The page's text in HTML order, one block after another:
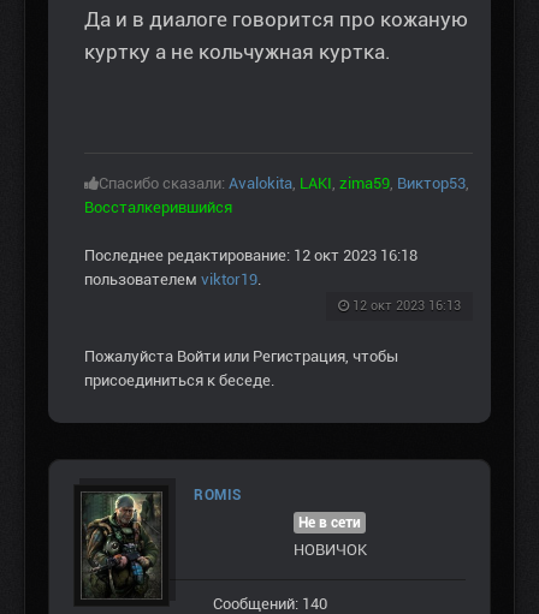
Да и в диалоге говорится про кожаную
куртку а не кольчужная куртка.
Спасибо сказали: Avalokita LAKI zima59 Виктор53
Воссталкерившийся
Последнее редактирование: 12 окт 2023 16:18
пользователем viktor19
12 окт 2023 16:13
Пожалуйста Войти или Регистрация , чтобы
присоединиться к беседе.
ROMIS
Не в сети
НОВИЧОК
Сообщений: 140